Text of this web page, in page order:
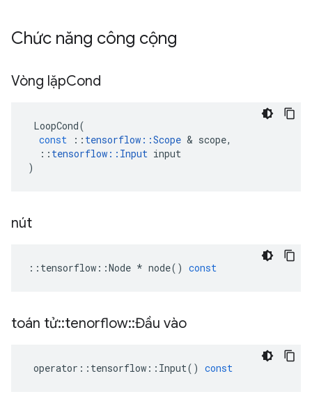
Chức năng công cộng
Vòng lặpCond
LoopCond(
const
:: tensorflow ::Scope & scope,
:: tensorflow :: Input input
)
nút
:: tensorflow ::Node * node() const
toán tử::tenorflow::Đầu vào
operator :: tensorflow :: Input() const